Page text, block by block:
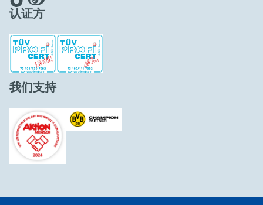
认证方
我们支持